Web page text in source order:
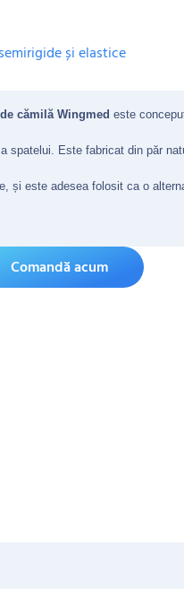
și elastice
cămilă Wingmed este
spatelui. Este fabricat din păr
și este adesea folosit ca o
Comandă acum